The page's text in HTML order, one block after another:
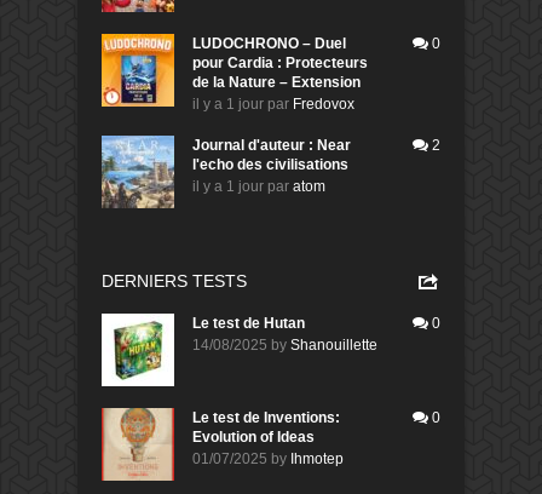
LUDOCHRONO – Duel
pour Cardia : Protecteurs
de la Nature – Extension
il y a 1 jour par Fredovox
0
Journal d'auteur : Near
l'echo des civilisations
il y a 1 jour par atom
2
DERNIERS TESTS
Le test de Hutan
14/08/2025 by Shanouillette
0
Le test de Inventions:
Evolution of Ideas
01/07/2025 by Ihmotep
0